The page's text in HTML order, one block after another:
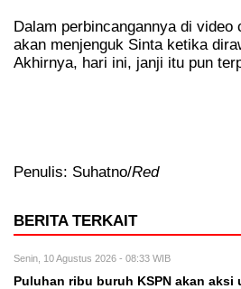
Dalam perbincangannya di video
akan menjenguk Sinta ketika
Akhirnya, hari ini, janji itu pun
Penulis: Suhatno/Red
BERITA TERKAIT
Senin, 10 Agustus 2026 - 08:33 WIB
Puluhan ribu buruh KSPN akan aksi